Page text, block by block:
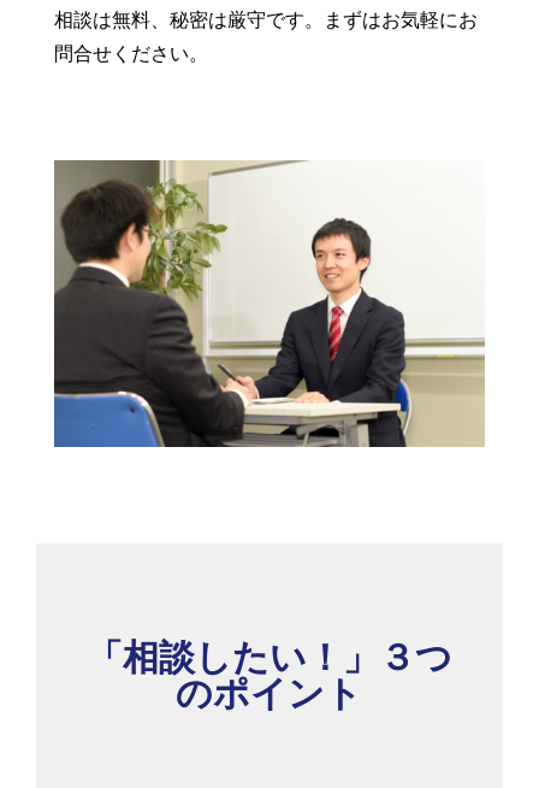
相談は無料、秘密は厳守です。まずはお気軽にお
問合せください。
「相談したい！」３つ
のポイント